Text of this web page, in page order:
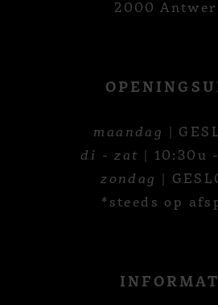
2000
maandag |
di - zat | 10:30u
zondag |
*steeds op